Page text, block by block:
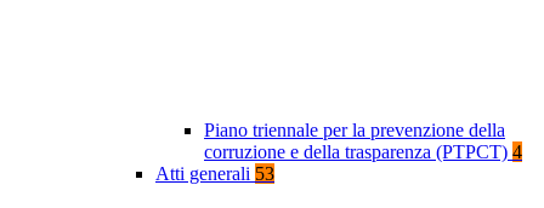
Piano triennale per la prevenzione della
corruzione e della trasparenza (PTPCT) 4
Atti generali 53